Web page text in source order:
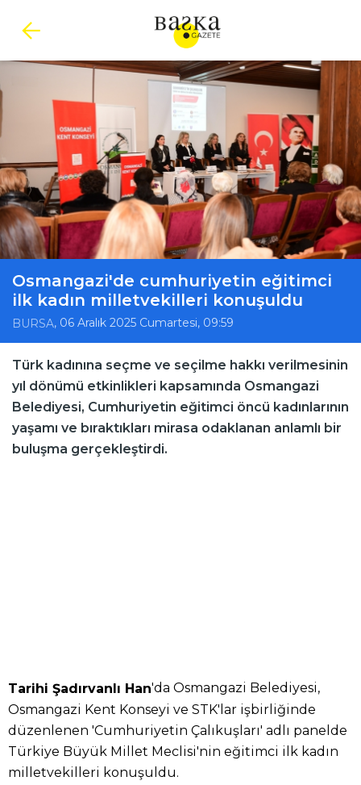
Osmangazi'de cumhuriyetin eğitimci
ilk kadın milletvekilleri konuşuldu
BURSA, 06 Aralık 2025 Cumartesi, 09:59
Türk kadınına seçme ve seçilme hakkı verilmesinin
yıl dönümü etkinlikleri kapsamında Osmangazi
Belediyesi, Cumhuriyetin eğitimci öncü kadınlarının
yaşamı ve bıraktıkları mirasa odaklanan anlamlı bir
buluşma gerçekleştirdi.
Tarihi Şadırvanlı Han'da Osmangazi Belediyesi,
Osmangazi Kent Konseyi ve STK'lar işbirliğinde
düzenlenen 'Cumhuriyetin Çalıkuşları' adlı panelde
Türkiye Büyük Millet Meclisi'nin eğitimci ilk kadın
milletvekilleri konuşuldu.